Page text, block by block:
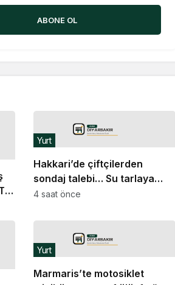
ABONE OL
Hakkari’de çiftçilerden
sondaj talebi… Su tarlaya
ulaşmıyor, verim düşüyor
Yurt
4 saat önce
Marmaris’te motosiklet
Yurt